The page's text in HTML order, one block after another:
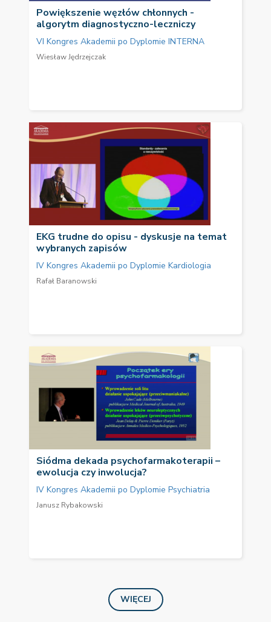
Powiększenie węzłów chłonnych -
algorytm diagnostyczno-leczniczy
VI Kongres Akademii po Dyplomie INTERNA
Wiesław Jędrzejczak
EKG trudne do opisu - dyskusje na temat
wybranych zapisów
IV Kongres Akademii po Dyplomie Kardiologia
Rafał Baranowski
Siódma dekada psychofarmakoterapii –
ewolucja czy inwolucja?
IV Kongres Akademii po Dyplomie Psychiatria
Janusz Rybakowski
WIĘCEJ